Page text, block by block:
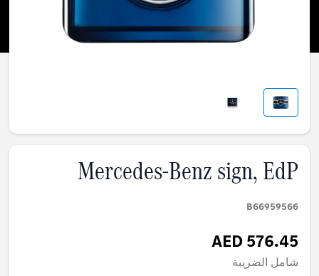
Mercedes-Benz sign, EdP
B66959566
AED 576.45
شامل الضريبة